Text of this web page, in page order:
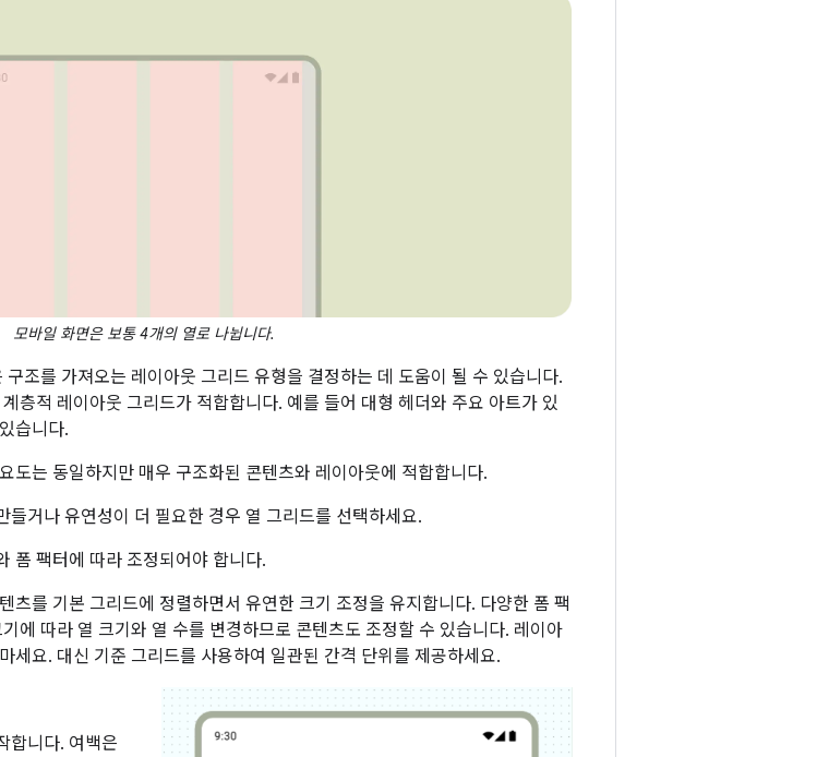
모바일 화면은 보통 4개의 열로 나뉩니다.
조를 가져오는 레이아웃 그리드 유형을 결정하는 데 도움이 될 수 있습니다.
층적 레이아웃 그리드가 적합합니다. 예를 들어 대형 헤더와 주요 아트가 있
습니다.
도는 동일하지만 매우 구조화된 콘텐츠와 레이아웃에 적합합니다.
들거나 유연성이 더 필요한 경우 열 그리드를 선택하세요.
폼 팩터에 따라 조정되어야 합니다.
츠를 기본 그리드에 정렬하면서 유연한 크기 조정을 유지합니다. 다양한 폼 팩
에 따라 열 크기와 열 수를 변경하므로 콘텐츠도 조정할 수 있습니다. 레이아
세요. 대신 기준 그리드를 사용하여 일관된 간격 단위를 제공하세요.
합니다. 여백은